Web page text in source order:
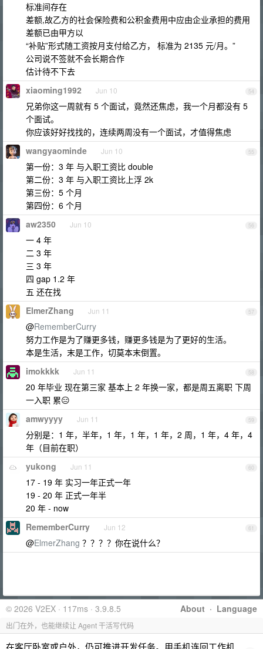
标准间存在
差额,故乙方的社会保险费和公积金费用中应由企业承担的费用
差额已由甲方以
“补贴”形式随工资按月支付给乙方， 标准为 2135 元/月。”
公司说不签就不会长期合作
估计待不下去
54
xiaoming1992 Jun 10
兄弟你这一周就有 5 个面试，竟然还焦虑，我一个月都没有 5
个面试。
你应该好好找找的，连续两周没有一个面试，才值得焦虑
55
wangyaominde Jun 10
第一份：3 年 与入职工资比 double
第二份：3 年 与入职工资比上浮 2k
第三份：5 个月
第四份：6 个月
56
aw2350 Jun 10
一 4 年
二 3 年
三 3 年
四 gap 1.2 年
五 还在找
57
ElmerZhang Jun 11
@RememberCurry
努力工作是为了赚更多钱，赚更多钱是为了更好的生活。
本是生活，末是工作，切莫本末倒置。
58
imokkkk Jun 11
20 年毕业 现在第三家 基本上 2 年换一家，都是周五离职 下周
一入职 累😑
59
amwyyyy Jun 11
分别是：1 年，半年，1 年，1 年，1 年，2 周，1 年，4 年，4
年（目前在职）
60
yukong Jun 11
17 - 19 年 实习一年正式一年
19 - 20 年 正式一年半
20 年 - now
61
RememberCurry Jun 12
@ElmerZhang ？？？？你在说什么？
About · Language
© 2026 V2EX · 117ms · 3.9.8.5
出门在外，也能继续让 Agent 干活写代码
在客厅卧室或户外，仍可推进开发任务。用手机连回工作机